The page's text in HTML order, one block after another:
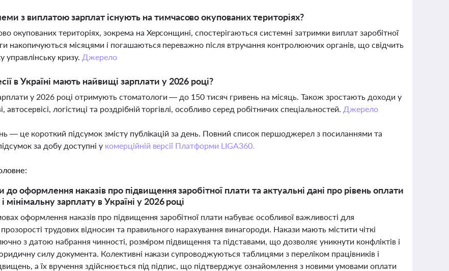
з виплатою зарплат існують на тимчасово окупованих територіях?
окупованих територіях, зокрема на Херсонщині, спостерігаються системні затримки виплат заробітної
накопичуються місяцями і погашаються переважно після втручання контролюючих органів, що свідчить
управлінську кризу. Джерело
в Україні мають найвищі зарплати у 2026 році?
у 2026 році отримують стоматологи — до 150 тисяч гривень на місяць. Також зростають доходи у
автосервісі, логістиці та роздрібній торгівлі, особливо серед робітничих спеціальностей. Джерело
— це короткий підсумок змісту публікацій за день. Повний список першоджерел з посиланнями та
за добу доступні у комерційній версії Платформи LIGA360.
до оформлення наказів про підвищення заробітної плати та актуальні дані про рівень оплати
мінімальну зарплату в Україні у 2026 році
оформлення наказів про підвищення заробітної плати набуває особливої важливості для
трудових відносин та правильного нарахування винагороди. Накази мають містити чіткі
з датою набрання чинності, розміром підвищення та підставами, що дозволяє уникнути конфліктів і
силу документа. Колективні накази супроводжуються таблицями з переліком працівників і
а їх вручення здійснюється під підпис, що підтверджує ознайомлення з новими умовами оплати